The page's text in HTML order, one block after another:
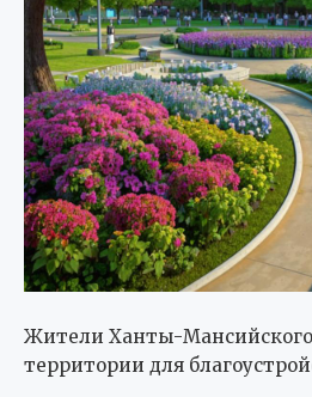
Жители Ханты-Мансийского
территории для